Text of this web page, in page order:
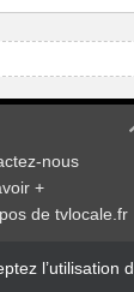
nous
+
de tvlocale.fr
à la